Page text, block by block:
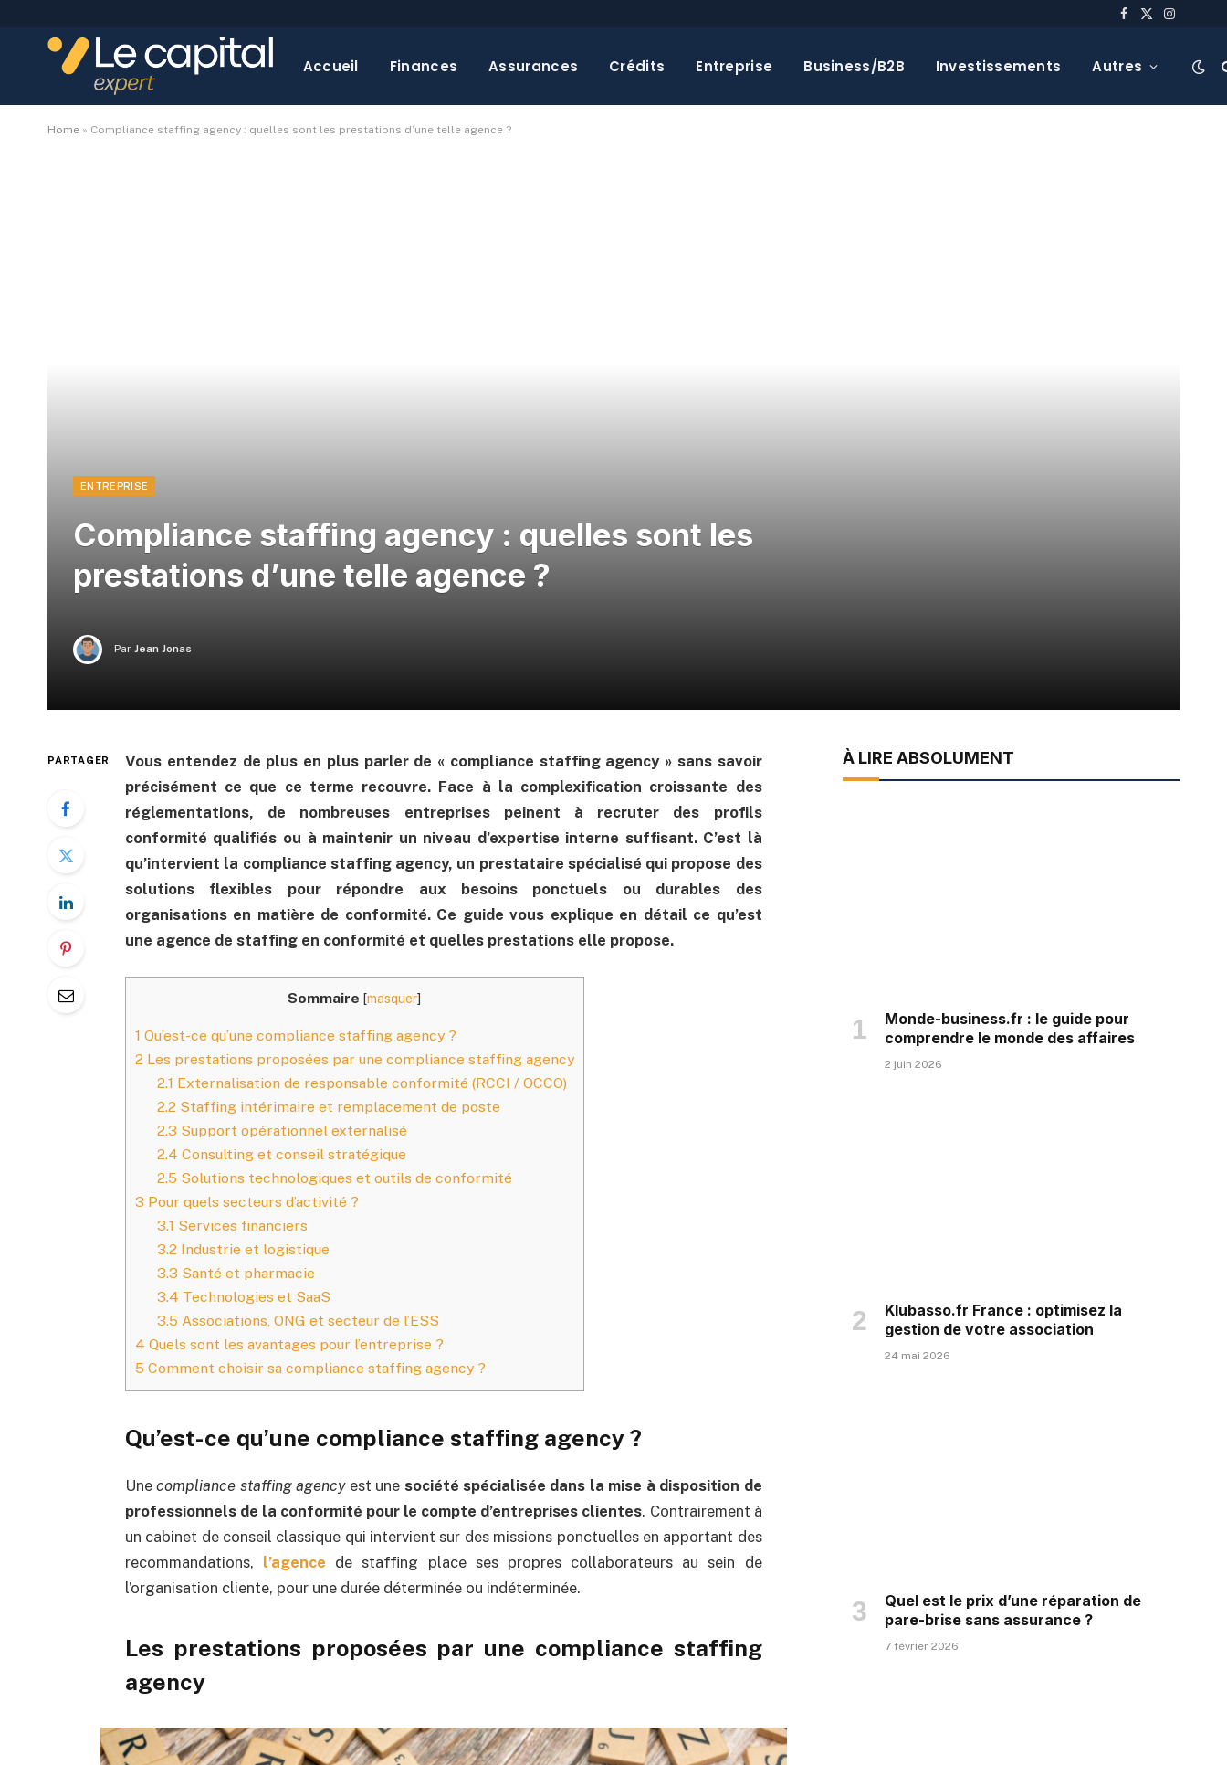
Facebook
X
Accueil Finances Assurances Crédits Entreprise Business/B2B Investissements Autres
Home » Compliance staffing agency : quelles sont les prestations d’une telle agence ?
ENTREPRISE
Compliance staffing agency : quelles sont les
prestations d’une telle agence ?
Par Jean Jonas
PARTAGER
Vous entendez de plus en plus parler de « compliance staffing agency » sans savoir
précisément ce que ce terme recouvre. Face à la complexification croissante des
réglementations, de nombreuses entreprises peinent à recruter des profils
conformité qualifiés ou à maintenir un niveau d’expertise interne suffisant. C’est là
qu’intervient la compliance staffing agency, un prestataire spécialisé qui propose des
solutions flexibles pour répondre aux besoins ponctuels ou durables des
organisations en matière de conformité. Ce guide vous explique en détail ce qu’est
une agence de staffing en conformité et quelles prestations elle propose.
Sommaire [masquer]
1 Qu’est-ce qu’une compliance staffing agency ?
2Les prestations proposées par une compliance staffing agency
2.1 Externalisation de responsable conformité (RCCI / OCCO)
2.2Staffing intérimaire et remplacement de poste
2.3 Support opérationnel externalisé
2.4 Consulting et conseil stratégique
2.5 Solutions technologiques et outils de conformité
3 Pour quels secteurs d’activité ?
3.1 Services financiers
3.2Industrie et logistique
3.3 Santé et pharmacie
3.4 Technologies et SaaS
3.5 Associations, ONG et secteur de l’ESS
4 Quels sont les avantages pour l’entreprise ?
5 Comment choisir sa compliance staffing agency ?
Qu’est-ce qu’une compliance staffing agency ?
Unecompliance staffing agencyest une société spécialisée dans la mise à disposition de
professionnels de la conformité pour le compte d’entreprises clientes. Contrairement à
un cabinet de conseil classique qui intervient sur des missions ponctuelles en apportant des
recommandations, l’agence de staffing place ses propres collaborateurs au sein de
l’organisation cliente, pour une durée déterminée ou indéterminée.
Les prestations proposées par une compliance staffing
agency
À LIRE ABSOLUMENT
Monde-business.fr : le guide pour
comprendre le monde des affaires
2 juin 2026
Klubasso.fr France : optimisez la
gestion de votre association
24 mai 2026
Quel est le prix d’une réparation de
pare-brise sans assurance ?
7 février 2026